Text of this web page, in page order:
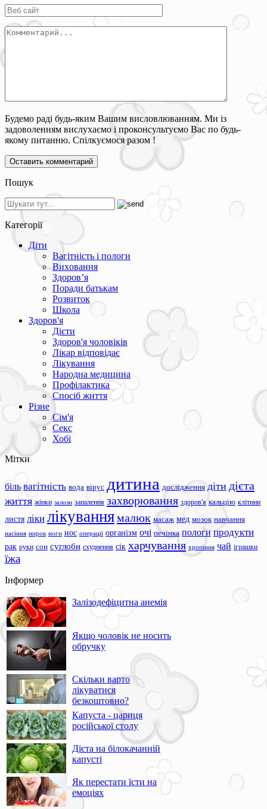
Будемо раді будь-яким Вашим висловлюванням. Ми із
задоволенням вислухаємо і проконсультуємо Вас по будь-
якому питанню. Спілкуємося разом !
Пошук
Категорії
Діти
Вагітність і пологи
Виховання
Здоров’я
Поради батькам
Розвиток
Школа
Здоров'я
Дієти
Здоров'я чоловіків
Лікар відповідає
Лікування
Народна медицина
Профілактика
Спосіб життя
Різне
Сім'я
Секс
Хобі
Мітки
біль вагітність вода вірус дитина дослідження діти дієта
життя жінки залози запалення захворювання здоров'я кальцію клітини
листя ліки лікуваннямалюк масаж мед мозок навчання
насіння нирок ноги нос операції організм очі печінка пологи продукти
рак руки сон суглоби схуднення сік харчування хропіння чай іграшки
їжа
Інформер
Залізодефіцитна анемія
Якщо чоловік не носить
обручку
Скільки варто
лікуватися
безкоштовно?
Капуста - цариця
російської столу
Дієта на білокачанній
капусті
Як перестати їсти на
емоціях